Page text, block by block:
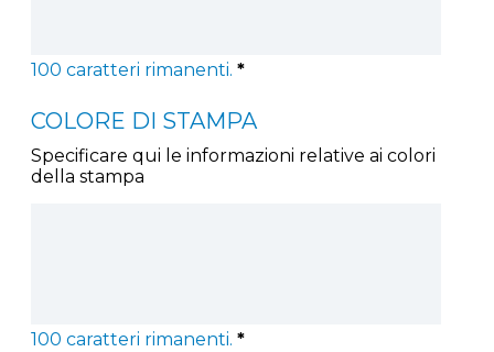
100 caratteri rimanenti. *
COLORE DI STAMPA
Specificare qui le informazioni relative ai colori
della stampa
100 caratteri rimanenti. *